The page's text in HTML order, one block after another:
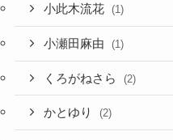
小此木流花 (1)
小瀬田麻由 (1)
くろがねさら (2)
かとゆり (2)